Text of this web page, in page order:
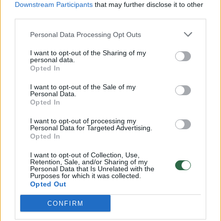
Downstream Participants that may further disclose it to other
Personal Data Processing Opt Outs
I want to opt-out of the Sharing of my
personal data.
Opted In
I want to opt-out of the Sale of my
Personal Data.
Opted In
I want to opt-out of processing my
Personal Data for Targeted Advertising.
Opted In
I want to opt-out of Collection, Use,
Retention, Sale, and/or Sharing of my
Personal Data that Is Unrelated with the
Purposes for which it was collected.
Opted Out
CONFIRM
00:00:57
32 laipsnių šilumos
Žinios | Orai
V. Zalužno pasisakymą laiko bandymu įsitvirtinti
Ukrainos politikoje: jis yra neteisus
savaitę: karščiai atsitrauks
Žinios | Orai